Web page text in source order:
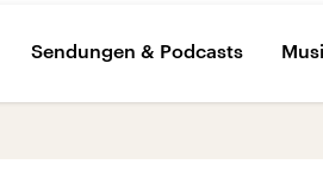
Sendungen & Podcasts